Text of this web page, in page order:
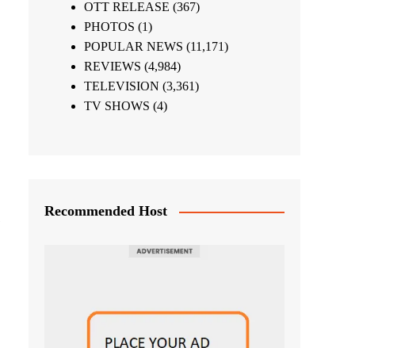
OTT RELEASE (367)
PHOTOS (1)
POPULAR NEWS (11,171)
REVIEWS (4,984)
TELEVISION (3,361)
TV SHOWS (4)
Recommended Host